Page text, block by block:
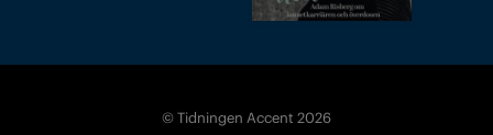
© Tidningen Accent 2026